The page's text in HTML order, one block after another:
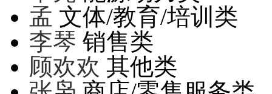
孟 文体/教育/培训类
李琴 销售类
顾欢欢 其他类